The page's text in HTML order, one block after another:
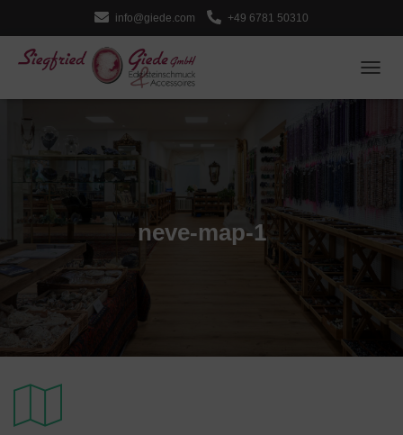
info@giede.com +49 6781 50310
neve-map-1